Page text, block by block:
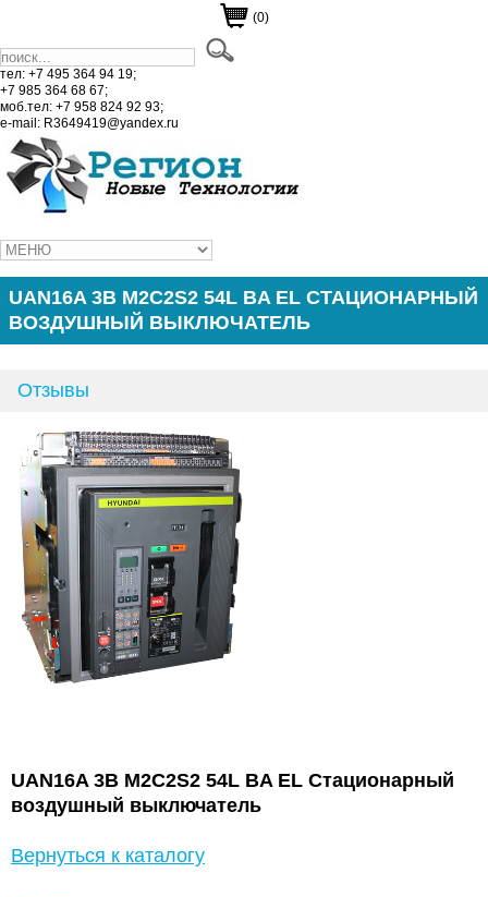
(0)
тел: +7 495 364 94 19;
+7 985 364 68 67;
моб.тел: +7 958 824 92 93;
e-mail: R3649419@yandex.ru
UAN16A 3B M2C2S2 54L BA EL СТАЦИОНАРНЫЙ
ВОЗДУШНЫЙ ВЫКЛЮЧАТЕЛЬ
Отзывы
UAN16A 3B M2C2S2 54L BA EL Стационарный
воздушный выключатель
Вернуться к каталогу